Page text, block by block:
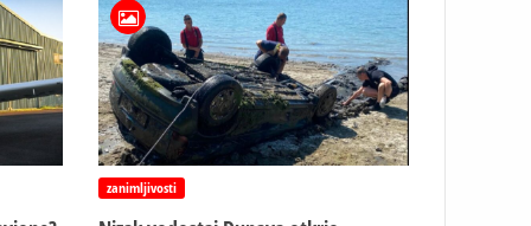
zanimljivosti